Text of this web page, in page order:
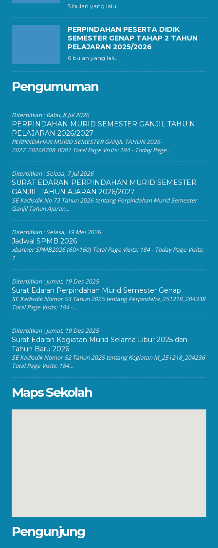
5 bulan yang lalu
PERPINDAHAN PESERTA DIDIK
SEMESTER GENAP TAHAP 2 TAHUN
PELAJARAN 2025/2026
6 bulan yang lalu
Pengumuman
Diterbitkan :Rabu, 8 Jul 2026
PERPINDAHAN MURID SEMESTER GANJIL TAHU N
PELAJARAN 2026/2027
PERPINDAHAN MURID SEMESTER GANJIL TAHUN 2026-
2027_20260708_0001 Total Page Visits: 184 - Today Page...
Diterbitkan :Selasa, 7 Jul 2026
SURAT EDARAN PERPINDAHAN MURID SEMESTER
GANJIL TAHUN AJARAN 2026/2027
SE Kadisdik No 73 Tahun 2026 tentang Perpindahan Murid Semester
Ganjil Tahun Ajaran...
Diterbitkan :Selasa, 19 Mei 2026
Jadwal SPMB 2026
xbanner SPMB2026 (60×160) Total Page Visits: 184 - Today Page Visits:
1
Diterbitkan :Jumat, 19 Des 2025
Surat Edaran Perpindahan Murid Semester Genap
SE Kadisdik Nomor 53 Tahun 2025 tentang Perpindaha_251218_204338
Total Page Visits: 184 -...
Diterbitkan :Jumat, 19 Des 2025
Surat Edaran Kegiatan Murid Selama Libur 2025 dan
Tahun Baru 2026
SE Kadisdik Nomor 52 Tahun 2025 tentang Kegiatan M_251218_204236
Total Page Visits: 184...
Maps Sekolah
Pengunjung